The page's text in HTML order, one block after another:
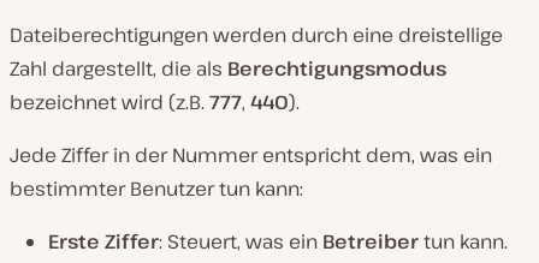
Dateiberechtigungen werden durch eine dreistellige
Zahl dargestellt, die als Berechtigungsmodus
bezeichnet wird (z.B. 777, 440).
Jede Ziffer in der Nummer entspricht dem, was ein
bestimmter Benutzer tun kann:
Erste Ziffer: Steuert, was ein Betreibertun kann.